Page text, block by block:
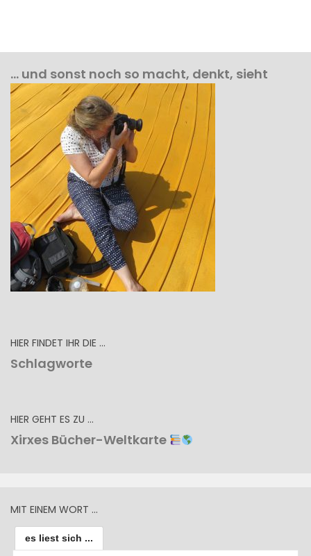
… und sonst noch so macht, denkt, sieht
HIER FINDET IHR DIE …
Schlagworte
HIER GEHT ES ZU …
Xirxes Bücher-Weltkarte
MIT EINEM WORT …
es liest sich ...